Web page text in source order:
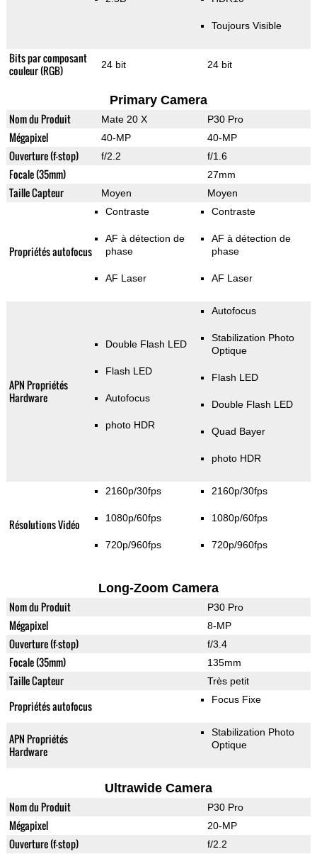
Toujours Visible
Bits par composant
couleur (RGB)
24 bit 24 bit
Primary Camera
Nom du Produit Mate 20 X P30 Pro
Mégapixel 40-MP 40-MP
Ouverture (f-stop) f/2.2 f/1.6
Focale (35mm) 27mm
Taille Capteur Moyen Moyen
Propriétés autofocus
Contraste
AF à détection de
phase
AF Laser
Contraste
AF à détection de
phase
AF Laser
APN Propriétés
Hardware
Double Flash LED
Flash LED
Autofocus
photo HDR
Autofocus
Stabilization Photo
Optique
Flash LED
Double Flash LED
Quad Bayer
photo HDR
Résolutions Vidéo
2160p/30fps
1080p/60fps
720p/960fps
2160p/30fps
1080p/60fps
720p/960fps
Long-Zoom Camera
Nom du Produit P30 Pro
Mégapixel 8-MP
Ouverture (f-stop) f/3.4
Focale (35mm) 135mm
Taille Capteur Très petit
Propriétés autofocus Focus Fixe
APN Propriétés
Hardware
Stabilization Photo
Optique
Ultrawide Camera
Nom du Produit P30 Pro
Mégapixel 20-MP
Ouverture (f-stop) f/2.2